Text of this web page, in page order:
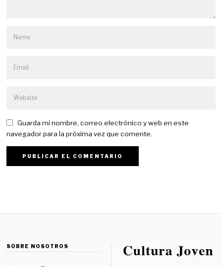
Guarda mi nombre, correo electrónico y web en este
navegador para la próxima vez que comente.
SOBRE NOSOTROS